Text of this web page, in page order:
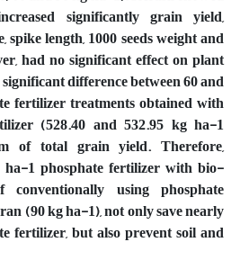
significantly grain yield,
spike length, 1000 seeds weight and
had no significant effect on plant
difference between 60 and
fertilizer treatments obtained with
(528.40 and 532.95 kg ha-1
of total grain yield. Therefore,
1 phosphate fertilizer with bio-
using phosphate
(90 kg ha-1), not only save nearly
fertilizer, but also prevent soil and